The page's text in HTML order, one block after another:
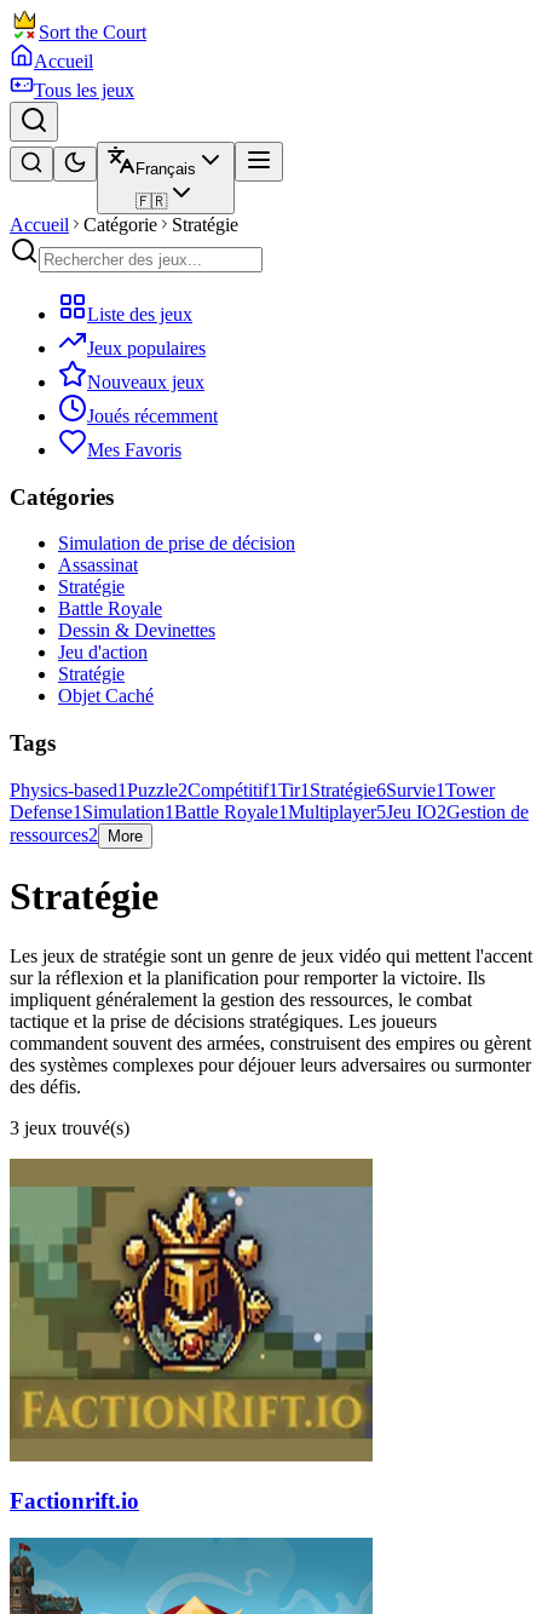
Sort the Court
Accueil
Tous les jeux
Français
🇫🇷
Accueil Catégorie Stratégie
Liste des jeux
Jeux populaires
Nouveaux jeux
Joués récemment
Mes Favoris
Catégories
Simulation de prise de décision
Assassinat
Stratégie
Battle Royale
Dessin & Devinettes
Jeu d'action
Stratégie
Objet Caché
Tags
Physics-based1Puzzle2Compétitif1Tir1 Stratégie6Survie1Tower
Defense1 Simulation1Battle Royale1Multiplayer5Jeu IO2Gestion de
ressources2 More
Stratégie
Les jeux de stratégie sont un genre de jeux vidéo qui mettent l'accent
sur la réflexion et la planification pour remporter la victoire. Ils
impliquent généralement la gestion des ressources, le combat
tactique et la prise de décisions stratégiques. Les joueurs
commandent souvent des armées, construisent des empires ou gèrent
des systèmes complexes pour déjouer leurs adversaires ou surmonter
des défis.
3 jeux trouvé(s)
Factionrift.io